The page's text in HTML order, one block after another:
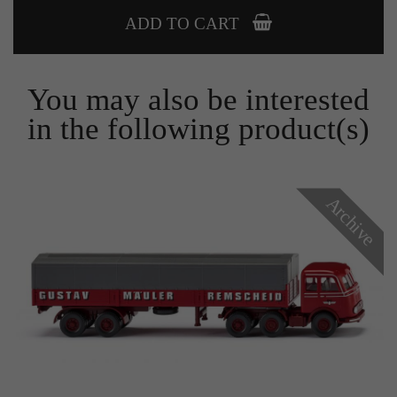
ADD TO CART
You may also be interested
in the following product(s)
Archive
Solange es gesetzt ist, werden bestimmte
Datenübertragungen unterbunden.